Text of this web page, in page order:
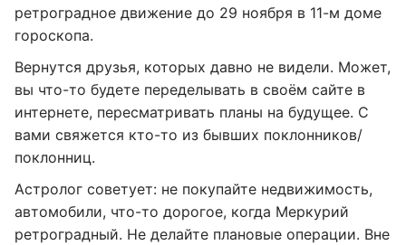
ретроградное движение до 29 ноября в 11-м доме
гороскопа.
Вернутся друзья, которых давно не видели. Может,
вы что-то будете переделывать в своём сайте в
интернете, пересматривать планы на будущее. С
вами свяжется кто-то из бывших поклонников/
поклонниц.
Астролог советует: не покупайте недвижимость,
автомобили, что-то дорогое, когда Меркурий
ретроградный. Не делайте плановые операции. Вне